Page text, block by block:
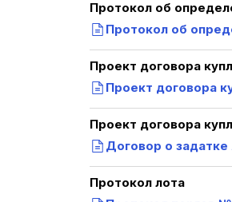
Протокол об
Протокол об
Проект договора
Проект договора
Проект договора
Договор о
Протокол лота